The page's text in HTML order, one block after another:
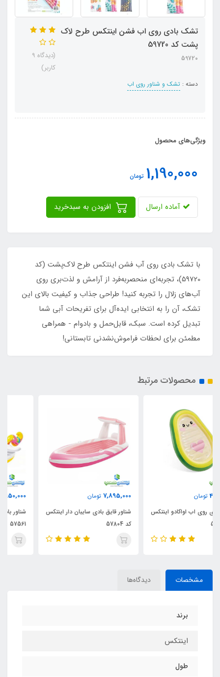
تشک بادی روی اب فشن اینتکس طرح لاک
پشت کد 59720
59720
دسته : تشک و شناور روی اب
(دیدگاه 9
کاربر)
ویژگی‌های محصول
1,190,000 تومان
آماده ارسال
با تشک بادی روی آب فشن اینتکس طرح لاک‌پشت (کد
59720)، تجربه‌ای منحصربه‌فرد از آرامش و لذت‌بری روی
آب‌های زلال را تجربه کنید! طراحی جذاب و کیفیت بالای این
تشک، آن را به انتخابی ایده‌آل برای تفریحات آبی شما
تبدیل کرده است. سبک، قابل‌حمل و بادوام - همراهی
مطمئن برای لحظات فراموش‌نشدنی تابستانی!
محصولات مرتبط
7,895,000
شناور قایق بادی سایبان دار اینتکس
3,950,000
شناور بادی روی اب یونیکورن کد
مشخصات دیدگاه‌ها
برند
اینتکس
طول